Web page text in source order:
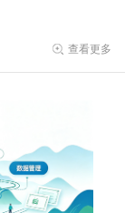
查看更多